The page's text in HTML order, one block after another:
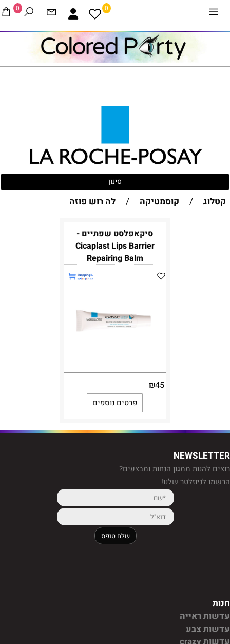
0 0
סינון
קטלוג / קוסמטיקה / לה רוש פוזה
סיקאפלסט שפתיים -
Cicaplast Lips Barrier
Repairing Balm
₪45
פרטים נוספים
NEWSLETTER
רוצים להנות ממגון הנחות ומבצעים?
הרשמו לניוזלטר שלנו!
חנות
עדשות ראייה
עדשות צבע